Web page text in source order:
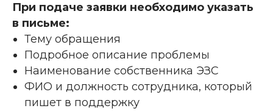
При подаче заявки необходимо указать
в письме:
Тему обращения
Подробное описание проблемы
Наименование собственника ЭЗС
ФИО и должность сотрудника, который
пишет в поддержку